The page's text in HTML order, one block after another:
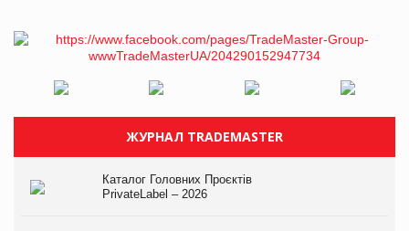
ЖУРНАЛ TRADEMASTER
Каталог Головних Проєктів
PrivateLabel – 2026